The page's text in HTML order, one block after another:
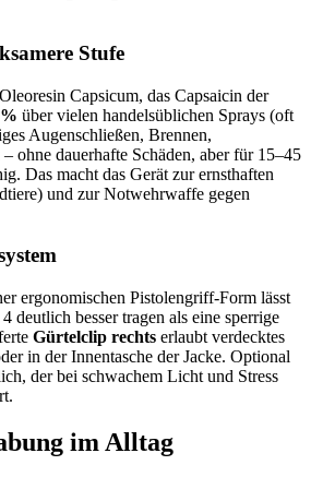
Stufe
Capsicum, das Capsaicin der
über vielen handelsüblichen Sprays (oft
Augenschließen, Brennen,
ohne dauerhafte Schäden, aber für 15–45
Das macht das Gerät zur ernsthaften
und zur Notwehrwaffe gegen
ergonomischen Pistolengriff-Form lässt
deutlich besser tragen als eine sperrige
Gürtelclip rechts erlaubt verdecktes
in der Innentasche der Jacke. Optional
der bei schwachem Licht und Stress
im Alltag